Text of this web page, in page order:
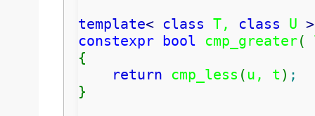
template< class T, class U >
constexpr bool cmp_greater(
{
return cmp_less (u, t ) ;
}